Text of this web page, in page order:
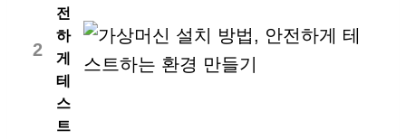
2
전
하
게
테
스
트